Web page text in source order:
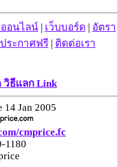
ลงทะเบียน
บริการ 24 ชั่วโมงทั่ว
แม่น้ำกก-แม่น้ำสาย-
ยงใหม่-เชียงราย ครั้งที่
รฐาน“
ชาติเชื่อมั่นลงทุนครึ่งปี
อนไลน์| เว็บบอร์ด | อัตรา
ระกาศฟรี| ติดต่อเรา
วิธีแลก Link
14 Jan 2005
cmprice.fc
1180